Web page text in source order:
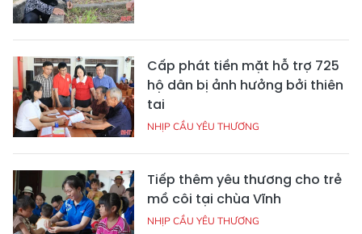
Cấp phát tiền mặt hỗ trợ 725
hộ dân bị ảnh hưởng bởi thiên
tai
NHỊP CẦU YÊU THƯƠNG
Tiếp thêm yêu thương cho trẻ
mồ côi tại chùa Vĩnh
NHỊP CẦU YÊU THƯƠNG